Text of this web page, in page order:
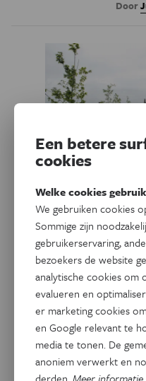
Door
onderzoek
Kempen:
Burgerwetenschapper
onderzoek naar de
in Merksplas en
Een betere
cookies
Welke cookies
We gebruiken cookies
Sommige zijn
gebruikerservaring,
bezoekers de website
analytische cookies om
evalueren en
er marketing cookies
en Google relevant te
media te tonen. De
anoniem verwerkt en